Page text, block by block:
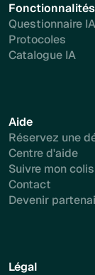
Fonctionnalités
Questionnaire IA
Protocoles
Catalogue IA
Aide
Réservez une
Centre d'aide
Suivre mon colis
Contact
Devenir
Légal